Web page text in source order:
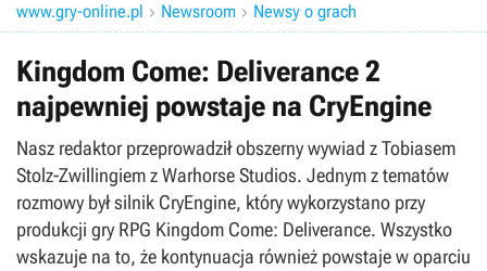
www.gry-online.pl  Newsroom  Newsy o grach
Kingdom Come: Deliverance 2
najpewniej powstaje na CryEngine
Nasz redaktor przeprowadził obszerny wywiad z Tobiasem
Stolz-Zwillingiem z Warhorse Studios. Jednym z tematów
rozmowy był silnik CryEngine, który wykorzystano przy
produkcji gry RPG Kingdom Come: Deliverance. Wszystko
wskazuje na to, że kontynuacja również powstaje w oparciu